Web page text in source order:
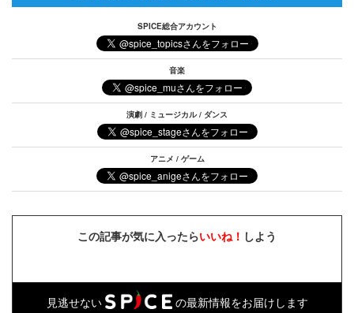
SPICE総合アカウント
音楽
演劇 / ミュージカル / ダンス
アニメ / ゲーム
この記事が気に入ったらいいね！ しよう
見逃せない の最新情報をお届けします